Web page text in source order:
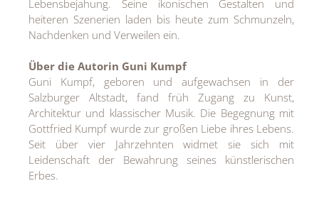
Lebensbejahung. Seine ikonischen Gestalten und
heiteren Szenerien laden bis heute zum Schmunzeln,
Nachdenken und Verweilen ein.
Über die Autorin Guni Kumpf
Guni Kumpf, geboren und aufgewachsen in der
Salzburger Altstadt, fand früh Zugang zu Kunst,
Architektur und klassischer Musik. Die Begegnung mit
Gottfried Kumpf wurde zur großen Liebe ihres Lebens.
Seit über vier Jahrzehnten widmet sie sich mit
Leidenschaft der Bewahrung seines künstlerischen
Erbes.